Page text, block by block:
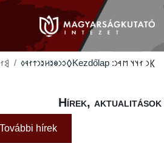
Kezdőlap
‮𐲓𐳛𐳙𐳌𐳉𐳢𐳉𐳙𐳄𐳐𐳁𐳓
‮𐲘𐳐𐳙𐳇𐳉𐳙 𐳉𐳖𐳟𐳀𐳇𐳁𐳤
Hírek,
További hírek